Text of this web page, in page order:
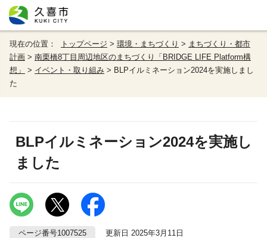
現在の位置： トップページ > 環境・まちづくり > まちづくり・都市
計画 > 南栗橋8丁目周辺地区のまちづくり「BRIDGE LIFE Platform構
想」
> イベント・取り組み > BLPイルミネーション2024を実施しまし
た
BLPイルミネーション2024を実施し
ました
ページ番号1007525 更新日 2025年3月11日